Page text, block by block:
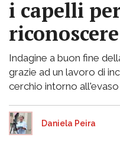
i capelli
riconoscere
Indagine a buon fine
grazie ad un lavoro di
cerchio intorno all'evaso
Daniela Peira